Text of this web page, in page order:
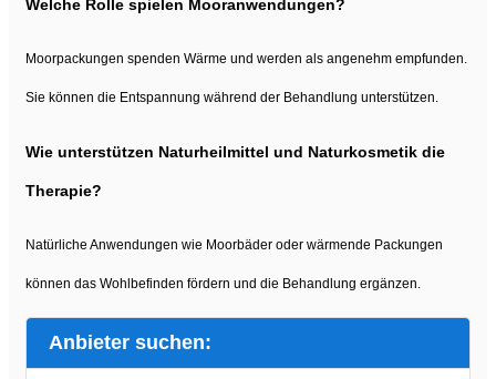
Welche Rolle spielen Mooranwendungen?
Moorpackungen spenden Wärme und werden als angenehm empfunden.
Sie können die Entspannung während der Behandlung unterstützen.
Wie unterstützen Naturheilmittel und Naturkosmetik die
Therapie?
Natürliche Anwendungen wie Moorbäder oder wärmende Packungen
können das Wohlbefinden fördern und die Behandlung ergänzen.
Anbieter suchen: